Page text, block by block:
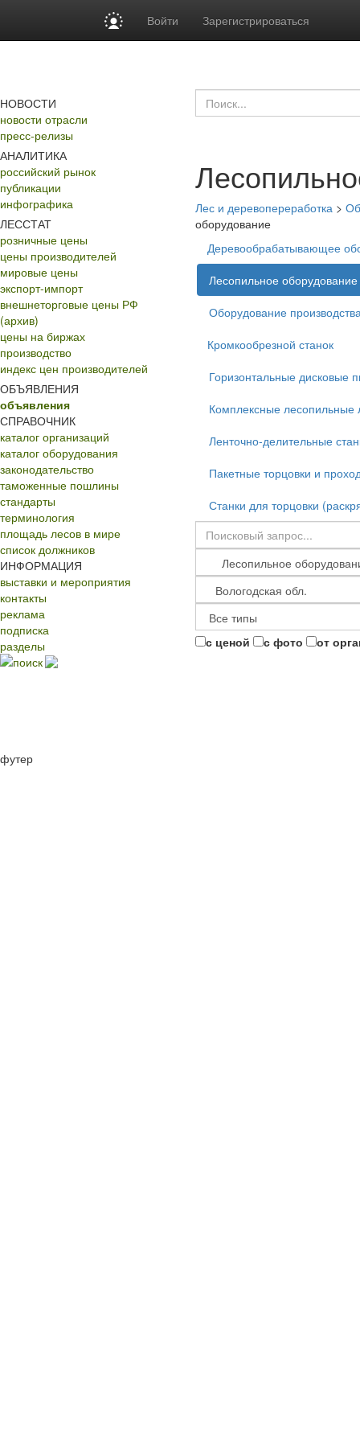
Войти Зарегистрироваться
НОВОСТИ
новости отрасли
пресс-релизы
АНАЛИТИКА
российский рынок
публикации
инфографика
ЛЕССТАТ
розничные цены
цены производителей
мировые цены
экспорт-импорт
внешнеторговые цены РФ
(архив)
цены на биржах
производство
индекс цен производителей
ОБЪЯВЛЕНИЯ
объявления
СПРАВОЧНИК
каталог организаций
каталог оборудования
законодательство
таможенные пошлины
стандарты
терминология
площадь лесов в мире
список должников
ИНФОРМАЦИЯ
выставки и мероприятия
контакты
реклама
подписка
разделы
поиск
Лес и деревопереработка >
оборудование
Деревообрабатывающее
Лесопильное оборудование
Оборудование
Кромкообрезной станок
Горизонтальные дисковые
Комплексные лесопильные
Ленточно-делительные
Пакетные торцовки и
Станки для торцовки
с ценой с фото от
футер